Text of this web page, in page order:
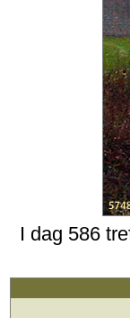
I dag 586